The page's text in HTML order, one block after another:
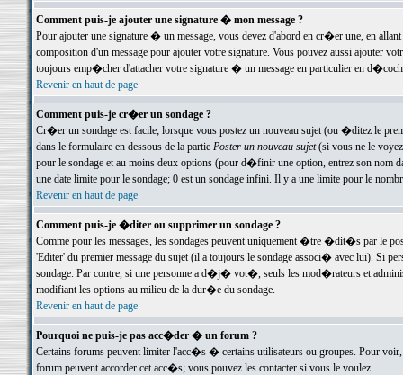
Comment puis-je ajouter une signature � mon message ?
Pour ajouter une signature � un message, vous devez d'abord en cr�er une, en
composition d'un message pour ajouter votre signature. Vous pouvez aussi ajouter
toujours emp�cher d'attacher votre signature � un message en particulier en
Revenir en haut de page
Comment puis-je cr�er un sondage ?
Cr�er un sondage est facile; lorsque vous postez un nouveau sujet (ou �ditez le
dans le formulaire en dessous de la partie Poster un nouveau sujet(si vous ne le voyez
pour le sondage et au moins deux options (pour d�finir une option, entrez son nom
une date limite pour le sondage; 0 est un sondage infini. Il y a une limite pour le
Revenir en haut de page
Comment puis-je �diter ou supprimer un sondage ?
Comme pour les messages, les sondages peuvent uniquement �tre �dit�s par le
'Editer' du premier message du sujet (il a toujours le sondage associ� avec lui). Si
sondage. Par contre, si une personne a d�j� vot�, seuls les mod�rateurs et
modifiant les options au milieu de la dur�e du sondage.
Revenir en haut de page
Pourquoi ne puis-je pas acc�der � un forum ?
Certains forums peuvent limiter l'acc�s � certains utilisateurs ou groupes. Pour
forum peuvent accorder cet acc�s; vous pouvez les contacter si vous le voulez.